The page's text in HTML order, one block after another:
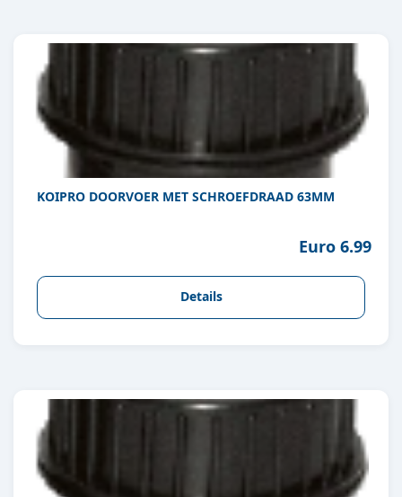
KOIPRO DOORVOER MET SCHROEFDRAAD 63MM
Euro 6.99
Details